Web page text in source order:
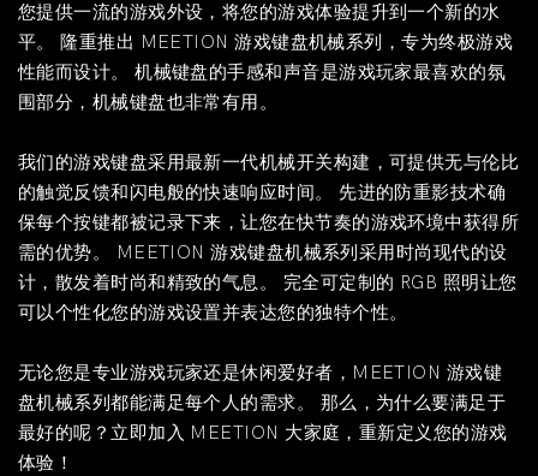
您提供一流的游戏外设，将您的游戏体验提升到一个新的水
平。 隆重推出 MEETION 游戏键盘机械系列，专为终极游戏
性能而设计。 机械键盘的手感和声音是游戏玩家最喜欢的氛
围部分，机械键盘也非常有用。
我们的游戏键盘采用最新一代机械开关构建，可提供无与伦比
的触觉反馈和闪电般的快速响应时间。 先进的防重影技术确
保每个按键都被记录下来，让您在快节奏的游戏环境中获得所
需的优势。 MEETION 游戏键盘机械系列采用时尚现代的设
计，散发着时尚和精致的气息。 完全可定制的 RGB 照明让您
可以个性化您的游戏设置并表达您的独特个性。
无论您是专业游戏玩家还是休闲爱好者，MEETION 游戏键
盘机械系列都能满足每个人的需求。 那么，为什么要满足于
最好的呢？立即加入 MEETION 大家庭，重新定义您的游戏
体验！